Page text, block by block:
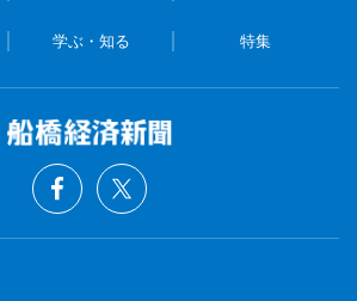
学ぶ・知る 特集